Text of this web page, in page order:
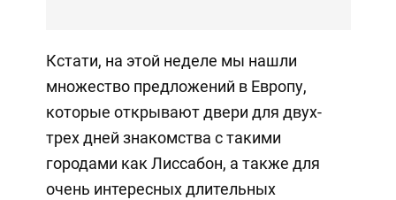
Кстати, на этой неделе мы нашли
множество предложений в Европу,
которые открывают двери для двух-
трех дней знакомства с такими
городами как Лиссабон, а также для
очень интересных длительных